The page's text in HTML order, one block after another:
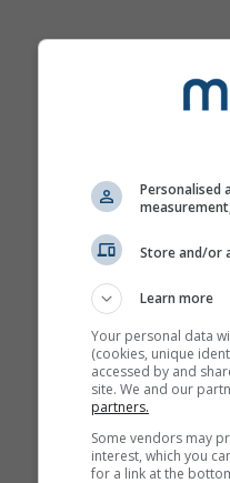
Personalised
Store and/or
Learn more
Your personal data
(cookies, unique
accessed by and
site. We and our
partners.
Some vendors may
interest, which you
for a link at the